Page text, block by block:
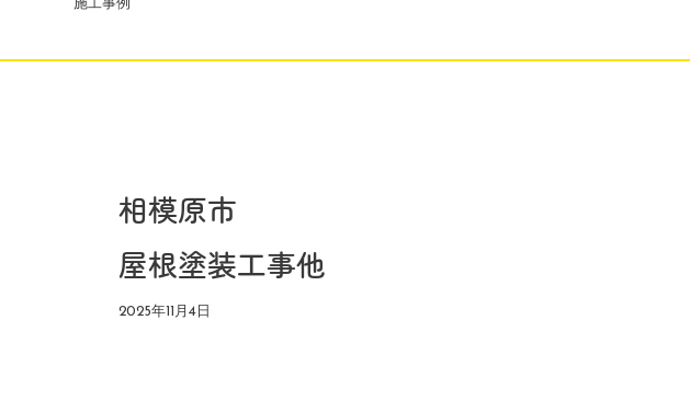
施工事例
相模原市
屋根塗装工事他
2025年11月4日